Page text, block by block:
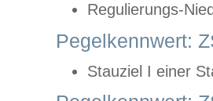
Regulierungs-
Pegelkennwert:
Stauziel I einer